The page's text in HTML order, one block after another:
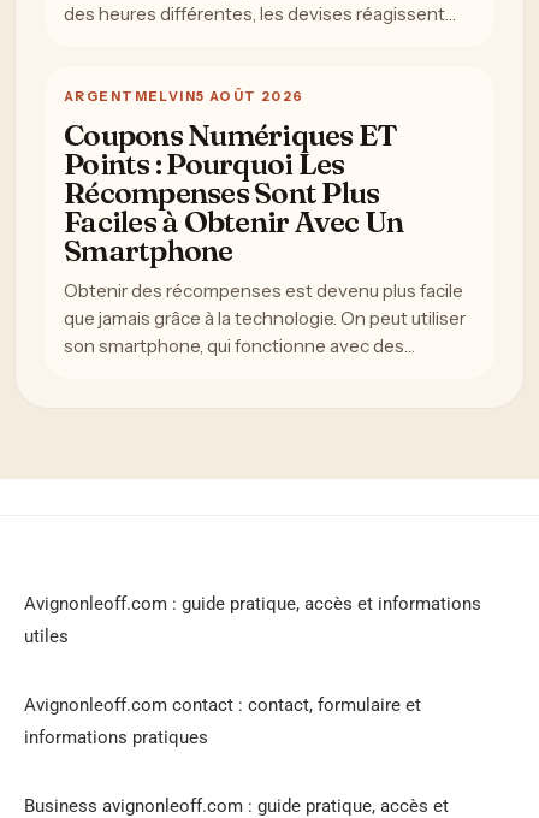
des heures différentes, les devises réagissent…
ARGENT MELVIN5 AOÛT 2026
Coupons Numériques ET
Points : Pourquoi Les
Récompenses Sont Plus
Faciles à Obtenir Avec Un
Smartphone
Obtenir des récompenses est devenu plus facile
que jamais grâce à la technologie. On peut utiliser
son smartphone, qui fonctionne avec des…
Avignonleoff.com : guide pratique, accès et informations
utiles
Avignonleoff.com contact : contact, formulaire et
informations pratiques
Business avignonleoff.com : guide pratique, accès et